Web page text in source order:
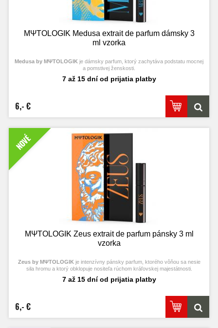
MΨTΟLOGIK Medusa extrait de parfum dámsky 3
ml vzorka
Medusa by MΨTΟLOGIK je dámsky parfum, ktorý zachytáva podstatu mocnej
a pomstivej ženskosti.
7 až 15 dní od prijatia platby
6,- €
NOVÉ
MΨTΟLOGIK Zeus extrait de parfum pánsky 3 ml
vzorka
Zeus by MΨTΟLOGIK je intenzívny pánsky parfum, ktorého vôňou sa nesie
sila hromu a ktorý obklopuje nositeľa rúchom kráľovskej majestátnosti.
7 až 15 dní od prijatia platby
6,- €